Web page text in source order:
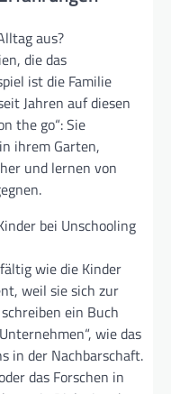
aus?
die das
ist die Familie
Jahren auf diesen
the go“: Sie
ihrem Garten,
und lernen von
bei Unschooling
wie die Kinder
weil sie sich zur
ein Buch
wie das
in der Nachbarschaft.
das Forschen in